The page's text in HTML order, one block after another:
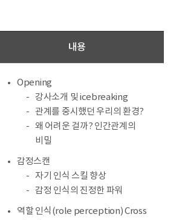
내용
Opening
강사소개 및 icebreaking
관계를 중시했던 우리의 환경?
왜 어려운 걸까? 인간관계의
비밀
감정스캔
자기 인식 스킬 향상
감정 인식의 진정한 파워
역할 인식(role perception) Cross